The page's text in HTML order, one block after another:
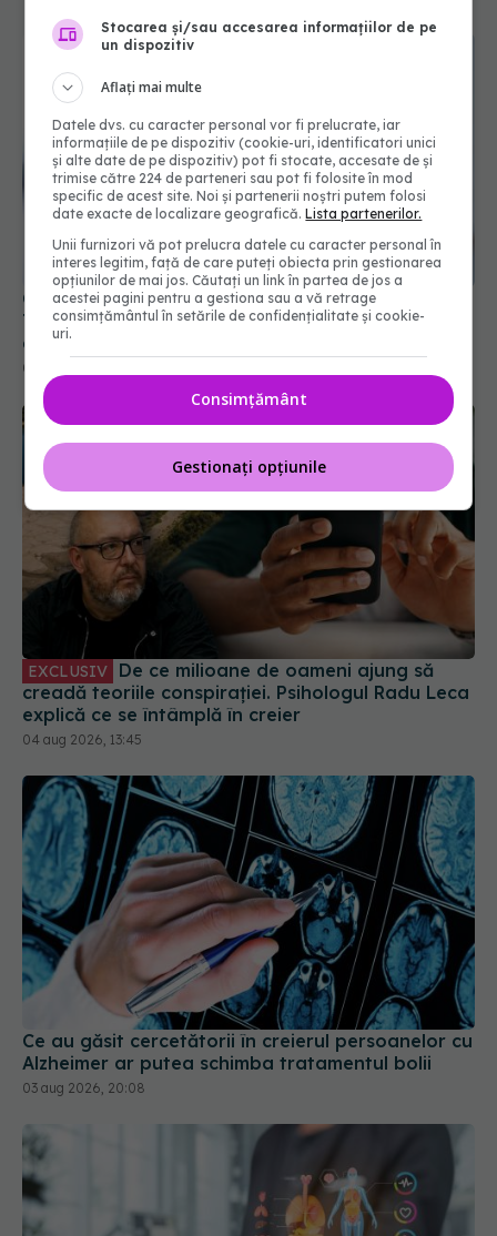
Cancerul care ucide cel mai mult în România.
Testul simplu care poate salva vieți înainte să
apară simptomele cancerului pulmonar
01 aug 2026, 13:29
EXCLUSIV
creadă teoriile conspirației. Psihologul Radu Leca
explică ce se întâmplă în creier
04 aug 2026, 13:45
Ce au găsit cercetătorii în creierul persoanelor cu
Alzheimer ar putea schimba tratamentul bolii
03 aug 2026, 20:08
Stocarea și/sau accesarea informațiilor de pe
un dispozitiv
Aflați mai multe
Datele dvs. cu caracter personal vor fi prelucrate, iar
informațiile de pe dispozitiv (cookie-uri, identificatori unici
și alte date de pe dispozitiv) pot fi stocate, accesate de și
trimise către 224 de parteneri sau pot fi folosite în mod
specific de acest site. Noi și partenerii noștri putem folosi
date exacte de localizare geografică.Lista partenerilor.
Unii furnizori vă pot prelucra datele cu caracter personal în
interes legitim, față de care puteți obiecta prin gestionarea
opțiunilor de mai jos. Căutați un link în partea de jos a
acestei pagini pentru a gestiona sau a vă retrage
consimțământul în setările de confidențialitate și cookie-
uri.
Consimțământ
Gestionați opțiunile